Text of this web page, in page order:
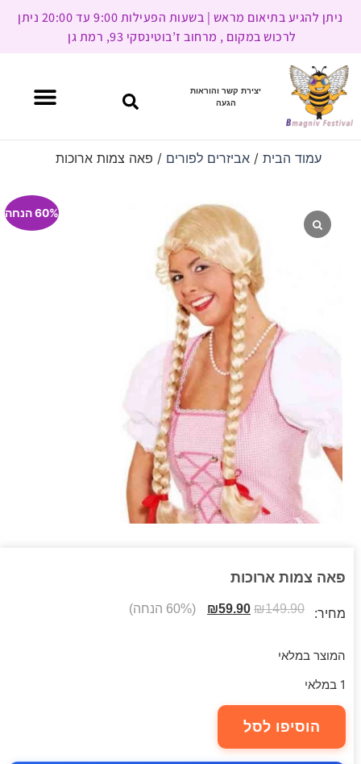
ניתן להגיע בתיאום מראש | בשעות הפעילות 9:00 עד 20:00 ניתן
לרכוש במקום , מרחוב ז’בוטינסקי 93, רמת גן
יצירת קשר והוראות
הגעה
עמוד הבית/ אביזרים לפורים / פאה צמות ארוכות
60% הנחה
פאה צמות ארוכות
מחיר: ₪149.90
₪59.90 (60% הנחה)
המוצר במלאי
1 במלאי
הוסיפו לסל